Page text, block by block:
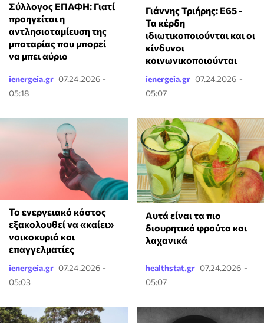
Σύλλογος ΕΠΑΦΗ: Γιατί
προηγείται η
αντλησιοταμίευση της
μπαταρίας που μπορεί
να μπει αύριο
ienergeia.gr 07.24.2026 -
05:18
Γιάννης Τριήρης: Ε65 -
Τα κέρδη
ιδιωτικοποιούνται και οι
κίνδυνοι
κοινωνικοποιούνται
ienergeia.gr 07.24.2026 -
05:07
Το ενεργειακό κόστος
εξακολουθεί να «καίει»
νοικοκυριά και
επαγγελματίες
ienergeia.gr 07.24.2026 -
05:03
Αυτά είναι τα πιο
διουρητικά φρούτα και
λαχανικά
healthstat.gr 07.24.2026 -
05:07